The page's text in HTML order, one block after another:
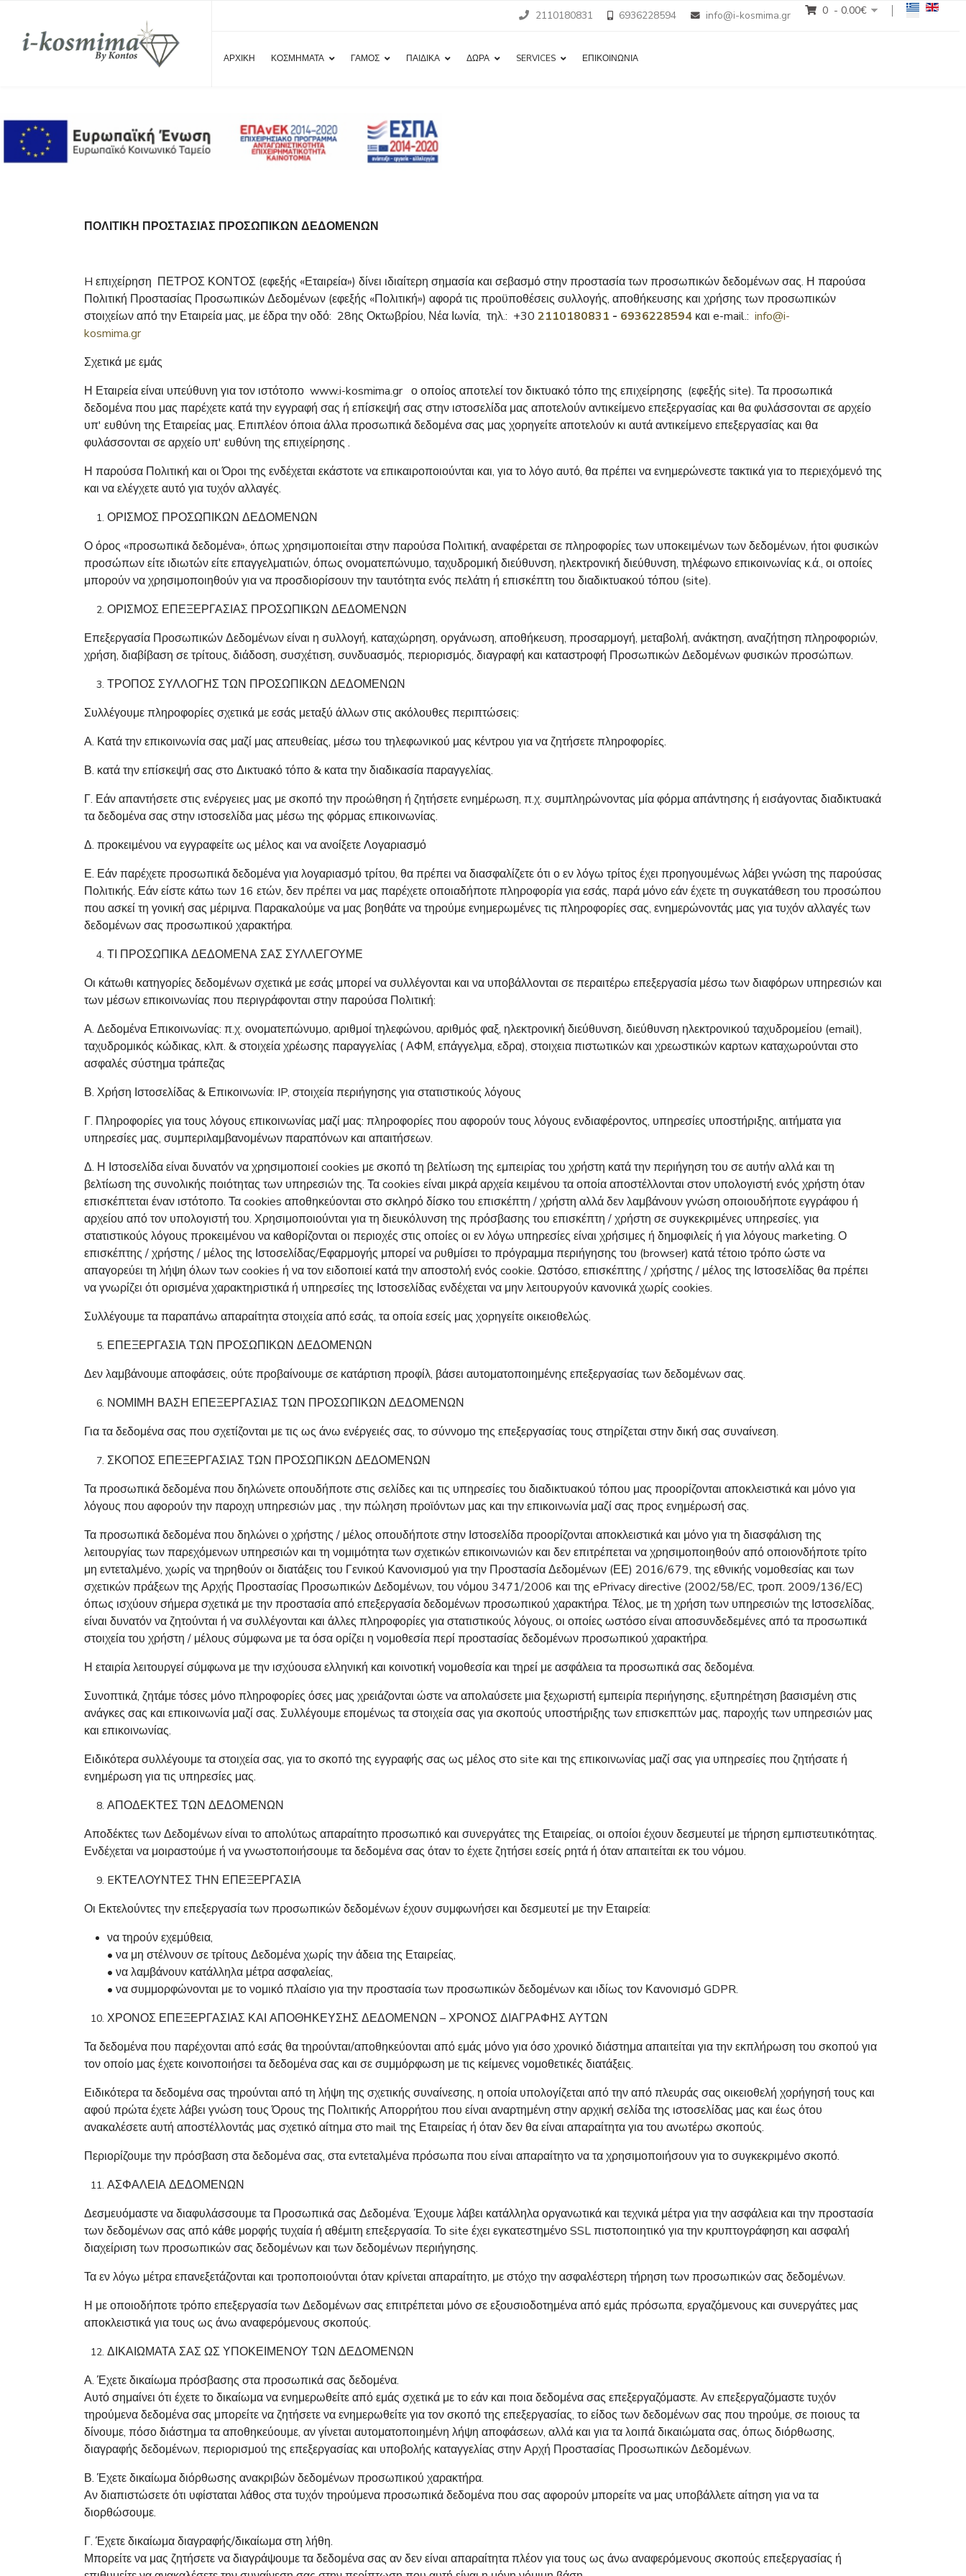
Επιλέξτε
0 - 0.00‎€
2110180831 6936228594 info@i-kosmima.gr
ΑΡΧΙΚΉ ΚΟΣΜΗΜΑΤΑ ΓΑΜΟΣ ΠΑΙΔΙΚΑ ΔΩΡΑ SERVICES ΕΠΙΚΟΙΝΩΝΙΑ
ΠΟΛΙΤΙΚΗ ΠΡΟΣΤΑΣΙΑΣ ΠΡΟΣΩΠΙΚΩΝ ΔΕΔΟΜΕΝΩΝ
H επιχείρηση ΠΕΤΡΟΣ ΚΟΝΤΟΣ (εφεξής «Εταιρεία») δίνει ιδιαίτερη σημασία και σεβασμό στην προστασία των προσωπικών δεδομένων σας. Η παρούσα
Πολιτική Προστασίας Προσωπικών Δεδομένων (εφεξής «Πολιτική») αφορά τις προϋποθέσεις συλλογής, αποθήκευσης και χρήσης των προσωπικών
στοιχείων από την Εταιρεία μας, με έδρα την οδό: 28ης Οκτωβρίου, Νέα Ιωνία, τηλ.: +30 2110180831 - 6936228594 και e-mail.: info@i-
kosmima.gr
Σχετικά με εμάς
Η Εταιρεία είναι υπεύθυνη για τον ιστότοπο www.i-kosmima.gr ο οποίος αποτελεί τον δικτυακό τόπο της επιχείρησης (εφεξής site). Τα προσωπικά
δεδομένα που μας παρέχετε κατά την εγγραφή σας ή επίσκεψή σας στην ιστοσελίδα μας αποτελούν αντικείμενο επεξεργασίας και θα φυλάσσονται σε αρχείο
υπ' ευθύνη της Εταιρείας μας. Επιπλέον όποια άλλα προσωπικά δεδομένα σας μας χορηγείτε αποτελούν κι αυτά αντικείμενο επεξεργασίας και θα
φυλάσσονται σε αρχείο υπ' ευθύνη της επιχείρησης .
Η παρούσα Πολιτική και οι Όροι της ενδέχεται εκάστοτε να επικαιροποιούνται και, για το λόγο αυτό, θα πρέπει να ενημερώνεστε τακτικά για το περιεχόμενό της
και να ελέγχετε αυτό για τυχόν αλλαγές.
ΟΡΙΣΜΟΣ ΠΡΟΣΩΠΙΚΩΝ ΔΕΔΟΜΕΝΩΝ
Ο όρος «προσωπικά δεδομένα», όπως χρησιμοποιείται στην παρούσα Πολιτική, αναφέρεται σε πληροφορίες των υποκειμένων των δεδομένων, ήτοι φυσικών
προσώπων είτε ιδιωτών είτε επαγγελματιών, όπως ονοματεπώνυμο, ταχυδρομική διεύθυνση, ηλεκτρονική διεύθυνση, τηλέφωνο επικοινωνίας κ.ά., οι οποίες
μπορούν να χρησιμοποιηθούν για να προσδιορίσουν την ταυτότητα ενός πελάτη ή επισκέπτη του διαδικτυακού τόπου (site).
ΟΡΙΣΜΟΣ ΕΠΕΞΕΡΓΑΣΙΑΣ ΠΡΟΣΩΠΙΚΩΝ ΔΕΔΟΜΕΝΩΝ
Επεξεργασία Προσωπικών Δεδομένων είναι η συλλογή, καταχώρηση, οργάνωση, αποθήκευση, προσαρμογή, μεταβολή, ανάκτηση, αναζήτηση πληροφοριών,
χρήση, διαβίβαση σε τρίτους, διάδοση, συσχέτιση, συνδυασμός, περιορισμός, διαγραφή και καταστροφή Προσωπικών Δεδομένων φυσικών προσώπων.
ΤΡΟΠΟΣ ΣΥΛΛΟΓΗΣ ΤΩΝ ΠΡΟΣΩΠΙΚΩΝ ΔΕΔΟΜΕΝΩΝ
Συλλέγουμε πληροφορίες σχετικά με εσάς μεταξύ άλλων στις ακόλουθες περιπτώσεις:
Α. Κατά την επικοινωνία σας μαζί μας απευθείας, μέσω του τηλεφωνικού μας κέντρου για να ζητήσετε πληροφορίες.
Β. κατά την επίσκεψή σας στο Δικτυακό τόπο & κατα την διαδικασία παραγγελίας.
Γ. Εάν απαντήσετε στις ενέργειες μας με σκοπό την προώθηση ή ζητήσετε ενημέρωση, π.χ. συμπληρώνοντας μία φόρμα απάντησης ή εισάγοντας διαδικτυακά
τα δεδομένα σας στην ιστοσελίδα μας μέσω της φόρμας επικοινωνίας.
Δ. προκειμένου να εγγραφείτε ως μέλος και να ανοίξετε Λογαριασμό
Ε. Εάν παρέχετε προσωπικά δεδομένα για λογαριασμό τρίτου, θα πρέπει να διασφαλίζετε ότι ο εν λόγω τρίτος έχει προηγουμένως λάβει γνώση της παρούσας
Πολιτικής. Εάν είστε κάτω των 16 ετών, δεν πρέπει να μας παρέχετε οποιαδήποτε πληροφορία για εσάς, παρά μόνο εάν έχετε τη συγκατάθεση του προσώπου
που ασκεί τη γονική σας μέριμνα. Παρακαλούμε να μας βοηθάτε να τηρούμε ενημερωμένες τις πληροφορίες σας, ενημερώνοντάς μας για τυχόν αλλαγές των
δεδομένων σας προσωπικού χαρακτήρα.
ΤΙ ΠΡΟΣΩΠΙΚΑ ΔΕΔΟΜΕΝΑ ΣΑΣ ΣΥΛΛΕΓΟΥΜΕ
Οι κάτωθι κατηγορίες δεδομένων σχετικά με εσάς μπορεί να συλλέγονται και να υποβάλλονται σε περαιτέρω επεξεργασία μέσω των διαφόρων υπηρεσιών και
των μέσων επικοινωνίας που περιγράφονται στην παρούσα Πολιτική:
Α. Δεδομένα Επικοινωνίας: π.χ. ονοματεπώνυμο, αριθμοί τηλεφώνου, αριθμός φαξ, ηλεκτρονική διεύθυνση, διεύθυνση ηλεκτρονικού ταχυδρομείου (email),
ταχυδρομικός κώδικας, κλπ. & στοιχεία χρέωσης παραγγελίας ( ΑΦΜ, επάγγελμα, εδρα), στοιχεια πιστωτικών και χρεωστικών καρτων καταχωρούνται στο
ασφαλές σύστημα τράπεζας
Β. Χρήση Ιστοσελίδας & Επικοινωνία: IP, στοιχεία περιήγησης για στατιστικούς λόγους
Γ. Πληροφορίες για τους λόγους επικοινωνίας μαζί μας: πληροφορίες που αφορούν τους λόγους ενδιαφέροντος, υπηρεσίες υποστήριξης, αιτήματα για
υπηρεσίες μας, συμπεριλαμβανομένων παραπόνων και απαιτήσεων.
Δ. Η Ιστοσελίδα είναι δυνατόν να χρησιμοποιεί cookies με σκοπό τη βελτίωση της εμπειρίας του χρήστη κατά την περιήγηση του σε αυτήν αλλά και τη
βελτίωση της συνολικής ποιότητας των υπηρεσιών της. Τα cookies είναι μικρά αρχεία κειμένου τα οποία αποστέλλονται στον υπολογιστή ενός χρήστη όταν
επισκέπτεται έναν ιστότοπο. Τα cookies αποθηκεύονται στο σκληρό δίσκο του επισκέπτη / χρήστη αλλά δεν λαμβάνουν γνώση οποιουδήποτε εγγράφου ή
αρχείου από τον υπολογιστή του. Χρησιμοποιούνται για τη διευκόλυνση της πρόσβασης του επισκέπτη / χρήστη σε συγκεκριμένες υπηρεσίες, για
στατιστικούς λόγους προκειμένου να καθορίζονται οι περιοχές στις οποίες οι εν λόγω υπηρεσίες είναι χρήσιμες ή δημοφιλείς ή για λόγους marketing. Ο
επισκέπτης / χρήστης / μέλος της Ιστοσελίδας/Εφαρμογής μπορεί να ρυθμίσει το πρόγραμμα περιήγησης του (browser) κατά τέτοιο τρόπο ώστε να
απαγορεύει τη λήψη όλων των cookies ή να τον ειδοποιεί κατά την αποστολή ενός cookie. Ωστόσο, επισκέπτης / χρήστης / μέλος της Ιστοσελίδας θα πρέπει
να γνωρίζει ότι ορισμένα χαρακτηριστικά ή υπηρεσίες της Ιστοσελίδας ενδέχεται να μην λειτουργούν κανονικά χωρίς cookies.
Συλλέγουμε τα παραπάνω απαραίτητα στοιχεία από εσάς, τα οποία εσείς μας χορηγείτε οικειοθελώς.
ΕΠΕΞΕΡΓΑΣΙΑ ΤΩΝ ΠΡΟΣΩΠΙΚΩΝ ΔΕΔΟΜΕΝΩΝ
Δεν λαμβάνουμε αποφάσεις, ούτε προβαίνουμε σε κατάρτιση προφίλ, βάσει αυτοματοποιημένης επεξεργασίας των δεδομένων σας.
ΝΟΜΙΜΗ ΒΑΣΗ ΕΠΕΞΕΡΓΑΣΙΑΣ ΤΩΝ ΠΡΟΣΩΠΙΚΩΝ ΔΕΔΟΜΕΝΩΝ
Για τα δεδομένα σας που σχετίζονται με τις ως άνω ενέργειές σας, το σύννομο της επεξεργασίας τους στηρίζεται στην δική σας συναίνεση.
ΣΚΟΠΟΣ ΕΠΕΞΕΡΓΑΣΙΑΣ ΤΩΝ ΠΡΟΣΩΠΙΚΩΝ ΔΕΔΟΜΕΝΩΝ
Τα προσωπικά δεδομένα που δηλώνετε οπουδήποτε στις σελίδες και τις υπηρεσίες του διαδικτυακού τόπου μας προορίζονται αποκλειστικά και μόνο για
λόγους που αφορούν την παροχη υπηρεσιών μας , την πώληση προϊόντων μας και την επικοινωνία μαζί σας προς ενημέρωσή σας.
Τα προσωπικά δεδομένα που δηλώνει ο χρήστης / μέλος οπουδήποτε στην Ιστοσελίδα προορίζονται αποκλειστικά και μόνο για τη διασφάλιση της
λειτουργίας των παρεχόμενων υπηρεσιών και τη νομιμότητα των σχετικών επικοινωνιών και δεν επιτρέπεται να χρησιμοποιηθούν από οποιονδήποτε τρίτο
μη εντεταλμένο, χωρίς να τηρηθούν οι διατάξεις του Γενικού Κανονισμού για την Προστασία Δεδομένων (ΕΕ) 2016/679, της εθνικής νομοθεσίας και των
σχετικών πράξεων της Αρχής Προστασίας Προσωπικών Δεδομένων, του νόμου 3471/2006 και της ePrivacy directive (2002/58/EC, τροπ. 2009/136/EC)
όπως ισχύουν σήμερα σχετικά με την προστασία από επεξεργασία δεδομένων προσωπικού χαρακτήρα. Τέλος, με τη χρήση των υπηρεσιών της Ιστοσελίδας,
είναι δυνατόν να ζητούνται ή να συλλέγονται και άλλες πληροφορίες για στατιστικούς λόγους, οι οποίες ωστόσο είναι αποσυνδεδεμένες από τα προσωπικά
στοιχεία του χρήστη / μέλους σύμφωνα με τα όσα ορίζει η νομοθεσία περί προστασίας δεδομένων προσωπικού χαρακτήρα.
Η εταιρία λειτουργεί σύμφωνα με την ισχύουσα ελληνική και κοινοτική νομοθεσία και τηρεί με ασφάλεια τα προσωπικά σας δεδομένα.
Συνοπτικά, ζητάμε τόσες μόνο πληροφορίες όσες μας χρειάζονται ώστε να απολαύσετε μια ξεχωριστή εμπειρία περιήγησης, εξυπηρέτηση βασισμένη στις
ανάγκες σας και επικοινωνία μαζί σας. Συλλέγουμε επομένως τα στοιχεία σας για σκοπούς υποστήριξης των επισκεπτών μας, παροχής των υπηρεσιών μας
και επικοινωνίας.
Ειδικότερα συλλέγουμε τα στοιχεία σας, για το σκοπό της εγγραφής σας ως μέλος στο site και της επικοινωνίας μαζί σας για υπηρεσίες που ζητήσατε ή
ενημέρωση για τις υπηρεσίες μας.
ΑΠΟΔΕΚΤΕΣ ΤΩΝ ΔΕΔΟΜΕΝΩΝ
Αποδέκτες των Δεδομένων είναι το απολύτως απαραίτητο προσωπικό και συνεργάτες της Εταιρείας, οι οποίοι έχουν δεσμευτεί με τήρηση εμπιστευτικότητας.
Ενδέχεται να μοιραστούμε ή να γνωστοποιήσουμε τα δεδομένα σας όταν το έχετε ζητήσει εσείς ρητά ή όταν απαιτείται εκ του νόμου.
EΚΤΕΛΟΥΝΤΕΣ ΤΗΝ ΕΠΕΞΕΡΓΑΣΙΑ
Οι Εκτελούντες την επεξεργασία των προσωπικών δεδομένων έχουν συμφωνήσει και δεσμευτεί με την Εταιρεία:
να τηρούν εχεμύθεια,
• να μη στέλνουν σε τρίτους Δεδομένα χωρίς την άδεια της Εταιρείας,
• να λαμβάνουν κατάλληλα μέτρα ασφαλείας,
• να συμμορφώνονται με το νομικό πλαίσιο για την προστασία των προσωπικών δεδομένων και ιδίως τον Κανονισμό GDPR.
ΧΡΟΝΟΣ ΕΠΕΞΕΡΓΑΣΙΑΣ ΚΑΙ ΑΠΟΘΗΚΕΥΣΗΣ ΔΕΔΟΜΕΝΩΝ – ΧΡΟΝΟΣ ΔΙΑΓΡΑΦΗΣ ΑΥΤΩΝ
Τα δεδομένα που παρέχονται από εσάς θα τηρούνται/αποθηκεύονται από εμάς μόνο για όσο χρονικό διάστημα απαιτείται για την εκπλήρωση του σκοπού για
τον οποίο μας έχετε κοινοποιήσει τα δεδομένα σας και σε συμμόρφωση με τις κείμενες νομοθετικές διατάξεις.
Ειδικότερα τα δεδομένα σας τηρούνται από τη λήψη της σχετικής συναίνεσης, η οποία υπολογίζεται από την από πλευράς σας οικειοθελή χορήγησή τους και
αφού πρώτα έχετε λάβει γνώση τους Όρους της Πολιτικής Απορρήτου που είναι αναρτημένη στην αρχική σελίδα της ιστοσελίδας μας και έως ότου
ανακαλέσετε αυτή αποστέλλοντάς μας σχετικό αίτημα στο mail της Εταιρείας ή όταν δεν θα είναι απαραίτητα για του ανωτέρω σκοπούς.
Περιορίζουμε την πρόσβαση στα δεδομένα σας, στα εντεταλμένα πρόσωπα που είναι απαραίτητο να τα χρησιμοποιήσουν για το συγκεκριμένο σκοπό.
ΑΣΦΑΛΕΙΑ ΔΕΔΟΜΕΝΩΝ
Δεσμευόμαστε να διαφυλάσσουμε τα Προσωπικά σας Δεδομένα. Έχουμε λάβει κατάλληλα οργανωτικά και τεχνικά μέτρα για την ασφάλεια και την προστασία
των δεδομένων σας από κάθε μορφής τυχαία ή αθέμιτη επεξεργασία. Το site έχει εγκατεστημένο SSL πιστοποιητικό για την κρυπτογράφηση και ασφαλή
διαχείριση των προσωπικών σας δεδομένων και των δεδομένων περιήγησης.
Τα εν λόγω μέτρα επανεξετάζονται και τροποποιούνται όταν κρίνεται απαραίτητο, με στόχο την ασφαλέστερη τήρηση των προσωπικών σας δεδομένων.
Η με οποιοδήποτε τρόπο επεξεργασία των Δεδομένων σας επιτρέπεται μόνο σε εξουσιοδοτημένα από εμάς πρόσωπα, εργαζόμενους και συνεργάτες μας
αποκλειστικά για τους ως άνω αναφερόμενους σκοπούς.
ΔΙΚΑΙΩΜΑΤΑ ΣΑΣ ΩΣ ΥΠΟΚΕΙΜΕΝΟΥ ΤΩΝ ΔΕΔΟΜΕΝΩΝ
Α. Έχετε δικαίωμα πρόσβασης στα προσωπικά σας δεδομένα.
Αυτό σημαίνει ότι έχετε το δικαίωμα να ενημερωθείτε από εμάς σχετικά με το εάν και ποια δεδομένα σας επεξεργαζόμαστε. Αν επεξεργαζόμαστε τυχόν
τηρούμενα δεδομένα σας μπορείτε να ζητήσετε να ενημερωθείτε για τον σκοπό της επεξεργασίας, το είδος των δεδομένων σας που τηρούμε, σε ποιους τα
δίνουμε, πόσο διάστημα τα αποθηκεύουμε, αν γίνεται αυτοματοποιημένη λήψη αποφάσεων, αλλά και για τα λοιπά δικαιώματα σας, όπως διόρθωσης,
διαγραφής δεδομένων, περιορισμού της επεξεργασίας και υποβολής καταγγελίας στην Αρχή Προστασίας Προσωπικών Δεδομένων.
Β. Έχετε δικαίωμα διόρθωσης ανακριβών δεδομένων προσωπικού χαρακτήρα.
Αν διαπιστώσετε ότι υφίσταται λάθος στα τυχόν τηρούμενα προσωπικά δεδομένα που σας αφορούν μπορείτε να μας υποβάλλετε αίτηση για να τα
διορθώσουμε.
Γ. Έχετε δικαίωμα διαγραφής/δικαίωμα στη λήθη.
Μπορείτε να μας ζητήσετε να διαγράψουμε τα δεδομένα σας αν δεν είναι απαραίτητα πλέον για τους ως άνω αναφερόμενους σκοπούς επεξεργασίας ή